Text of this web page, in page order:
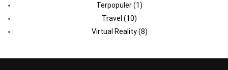
Terpopuler(1)
Travel (10)
Virtual Reality(8)